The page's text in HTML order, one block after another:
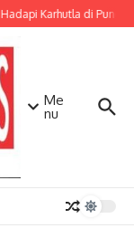
Karhutla di Puncak
Me
nu